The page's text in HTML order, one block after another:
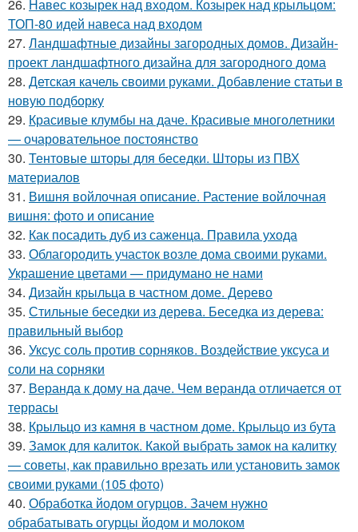
26. Навес козырек над входом. Козырек над крыльцом:
ТОП-80 идей навеса над входом
27. Ландшафтные дизайны загородных домов. Дизайн-
проект ландшафтного дизайна для загородного дома
28. Детская качель своими руками. Добавление статьи в
новую подборку
29. Красивые клумбы на даче. Красивые многолетники
— очаровательное постоянство
30. Тентовые шторы для беседки. Шторы из ПВХ
материалов
31. Вишня войлочная описание. Растение войлочная
вишня: фото и описание
32. Как посадить дуб из саженца. Правила ухода
33. Облагородить участок возле дома своими руками.
Украшение цветами — придумано не нами
34. Дизайн крыльца в частном доме. Дерево
35. Стильные беседки из дерева. Беседка из дерева:
правильный выбор
36. Уксус соль против сорняков. Воздействие уксуса и
соли на сорняки
37. Веранда к дому на даче. Чем веранда отличается от
террасы
38. Крыльцо из камня в частном доме. Крыльцо из бута
39. Замок для калиток. Какой выбрать замок на калитку
— советы, как правильно врезать или установить замок
своими руками (105 фото)
40. Обработка йодом огурцов. Зачем нужно
обрабатывать огурцы йодом и молоком